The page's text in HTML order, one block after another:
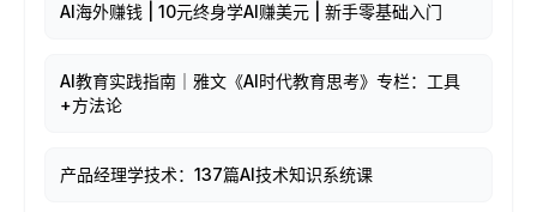
AI海外赚钱 | 10元终身学AI赚美元 | 新手零基础入门
AI教育实践指南｜雅文《AI时代教育思考》专栏：工具
+方法论
产品经理学技术：137篇AI技术知识系统课